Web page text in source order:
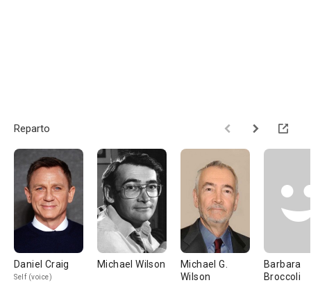
Reparto
Daniel Craig
Self (voice)
Michael Wilson
Michael G.
Wilson
Barbara
Broccoli